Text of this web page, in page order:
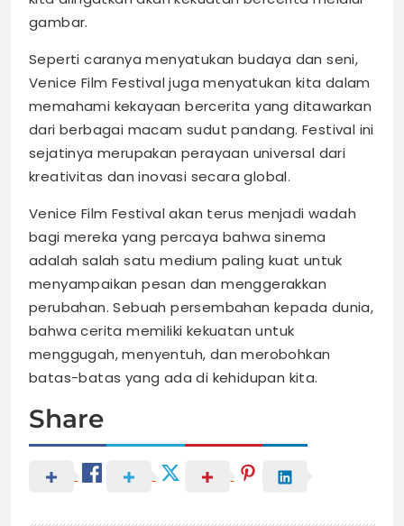
gambar.
Seperti caranya menyatukan budaya dan seni,
Venice Film Festival juga menyatukan kita dalam
memahami kekayaan bercerita yang ditawarkan
dari berbagai macam sudut pandang. Festival ini
sejatinya merupakan perayaan universal dari
kreativitas dan inovasi secara global.
Venice Film Festival akan terus menjadi wadah
bagi mereka yang percaya bahwa sinema
adalah salah satu medium paling kuat untuk
menyampaikan pesan dan menggerakkan
perubahan. Sebuah persembahan kepada dunia,
bahwa cerita memiliki kekuatan untuk
menggugah, menyentuh, dan merobohkan
batas-batas yang ada di kehidupan kita.
Share